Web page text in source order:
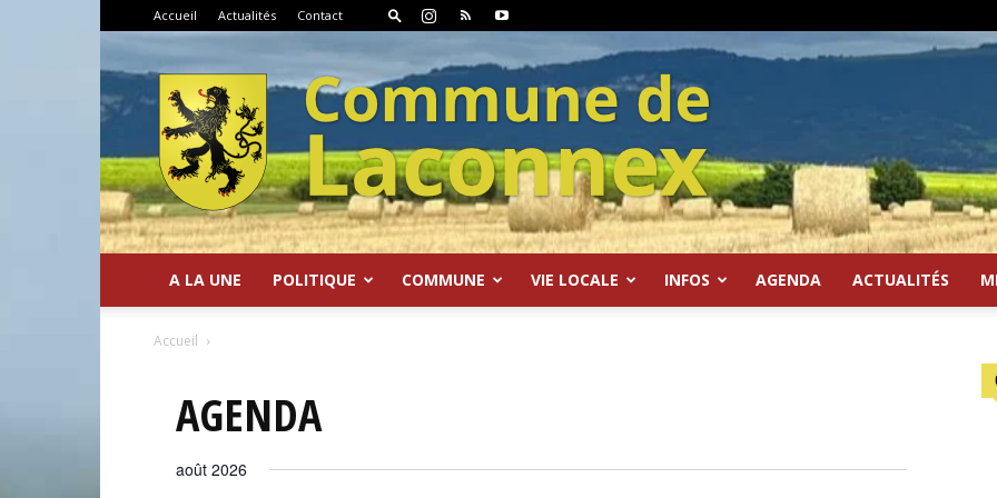
Accueil Actualités Contact
A LA UNE POLITIQUE COMMUNE VIE LOCALE INFOS AGENDA ACTUALITÉS
Accueil
AGENDA
août 2026